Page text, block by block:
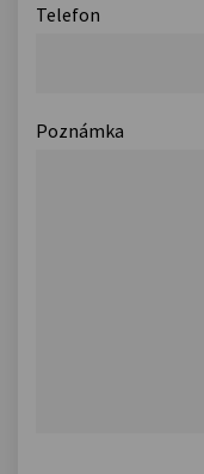
Telefon
Poznámka